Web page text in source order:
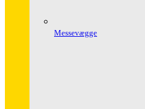
Messevægge